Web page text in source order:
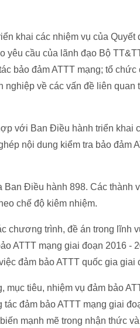
khai các nhiệm vụ của Quyết
yêu cầu của lãnh đạo Bộ
bảo đảm ATTT mạng; tổ chức
nghiệp về các vấn đề liên quan
với Ban Điều hành triển khai
nội dung kiểm tra bảo đảm
Điều hành 898. Các thành
chế độ kiêm nhiệm.
chương trình, đề án trong lĩnh
ATTT mạng giai đoạn 2016 -
đảm bảo ATTT quốc gia giai
tiêu, nhiệm vụ đảm bảo
đảm bảo ATTT mạng giai
mạnh mẽ trong nhận thức